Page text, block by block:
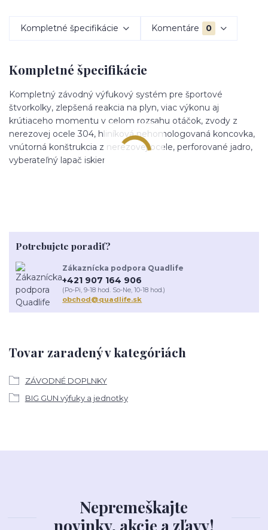
Kompletné špecifikácie Komentáre 0
Kompletné špecifikácie
Kompletný závodný výfukový systém pre športové
štvorkolky, zlepšená reakcia na plyn, viac výkonu aj
krútiaceho momentu v celom rozsahu otáčok, zvody z
nerezovej ocele 304, hliníková nehomologovaná koncovka,
vnútorná konštrukcia z nerezovej ocele, perforované jadro,
vyberateľný lapač iskier
Tovar zaradený v kategóriách
ZÁVODNÉ DOPLNKY
BIG GUN výfuky a jednotky
Potrebujete poradiť?
Zákaznícka podpora Quadlife
+421 907 164 906
(Po-Pi, 9-18 hod. So-Ne, 10-18 hod.)
obchod@quadlife.sk
Nepremeškajte
novinky, akcie a zľavy!